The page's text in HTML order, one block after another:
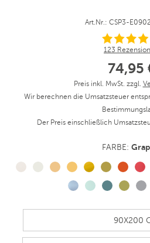
Art.Nr.: CSP3-
123
74,95
Preis inkl. MwSt. zzgl.
Wir berechnen die Umsatzsteuer
Der Preis einschließlich
FARBE: